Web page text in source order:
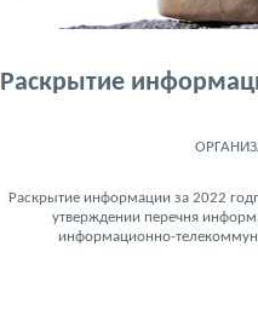
Раскрытие
Раскрытие информации за 2022
утверждении перечня
информационно-